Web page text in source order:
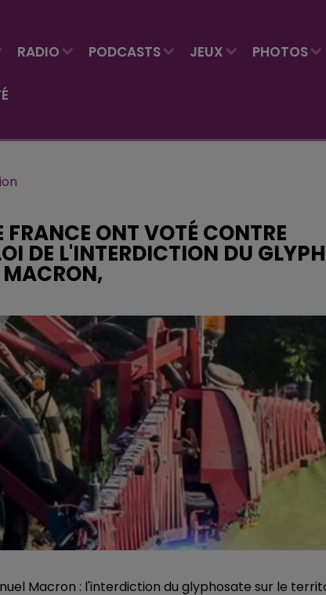
RADIO PODCASTS JEUX PHOTOS
FRANCE ONT VOTÉ CONTRE
DE L'INTERDICTION DU
Macron : l'interdiction du glyphosate sur le